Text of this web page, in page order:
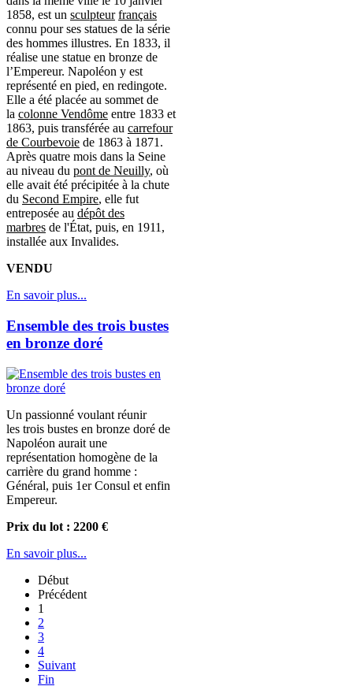
1858, est un sculpteur français
connu pour ses statues de la série
des hommes illustres. En 1833, il
réalise une statue en bronze de
l’Empereur. Napoléon y est
représenté en pied, en redingote.
Elle a été placée au sommet de
la colonne Vendôme entre 1833 et
1863, puis transférée au carrefour
de Courbevoie de 1863 à 1871.
Après quatre mois dans la Seine
au niveau du pont de Neuilly, où
elle avait été précipitée à la chute
du Second Empire, elle fut
entreposée au dépôt des
marbres de l'État, puis, en 1911,
installée aux Invalides.
VENDU
En savoir plus...
Ensemble des trois bustes
en bronze doré
Un passionné voulant réunir
les trois bustes en bronze doré de
Napoléon aurait une
représentation homogène de la
carrière du grand homme :
Général, puis 1er Consul et enfin
Empereur.
Prix du lot : 2200 €
En savoir plus...
Début
Précédent
1
2
3
4
Suivant
Fin